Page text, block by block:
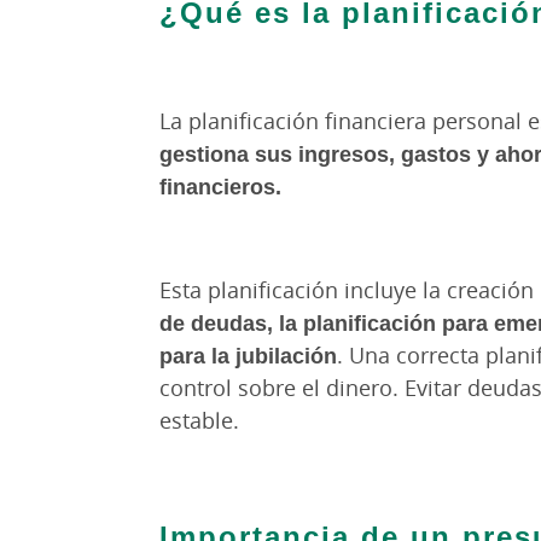
¿Qué es la
La planificación financiera personal
gestiona sus ingresos, gastos y
financieros.
Esta planificación incluye la
de deudas, la planificación para
para la jubilación. Una correcta
control sobre el dinero. Evitar
estable.